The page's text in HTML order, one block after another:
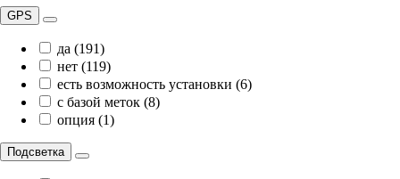
GPS
да (191)
нет (119)
есть возможность установки (6)
с базой меток (8)
опция (1)
Подсветка